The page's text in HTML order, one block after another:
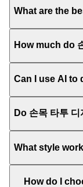
What are the
How much do
Can I use AI to
Do 손목 타투
What style
How do I